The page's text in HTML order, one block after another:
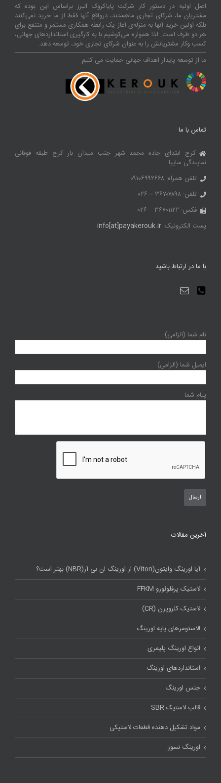
اصل اولیه در دستور کار شرکت پایاکروک البرز براساس این بوده که
مشتریان ما، شرکای تجاری ماهستند، درواقع آنها فقط از ما خرید نمی‌کنند
بلکه اولین خرید آنها به منزله‌ی آغاز یک رابطه همکاری مستمر و متنفع برای
هر دو طرف است. لذا همواره می‌کوشیم با به کارگیری استانداردهای جهانی،
کسب‌ و‌کار مشتریانش را به عنوان شرکای تجاری خود، توسعه دهد.
ما از توسعه پایدار اهداف جهانی حمایت می کنیم.
تماس با ما
کرج ابتدای جاده محمد شهر جنب میدان بار کرج طبقه فوقانی
نمایندگی سایپا
تلفن همراه: ۰۹۱۰۶۹۹۲۶۶۸
تلفن: ۳۶۷۰۷۸۹۸ – ۰۲۶
فکس: ۳۶۷۰۱۱۲۲ – ۰۲۶
پست الکترونیک: info[at]payakerouk.ir
با ما در ارتباط باشید
نام شما (الزامی)
ایمیل شما (الزامی)
پیام شما
آخرین مقالات
آیا اورینگ وایتون(Viton) از اورینگ ان بی آر(NBR) بهتر است؟
لاستیک پرفلوئورو FFKM
لاستیک کلروپرن (CR)
الاستومرهای پایه اورینگ
انواع اورینگ پلیمری
استاندارد‌های اورینگ
جنس اورینگ
قالب لاستیک SBR
مواد تشکیل دهنده قطعات لاستیکی
اورینگ نسوز